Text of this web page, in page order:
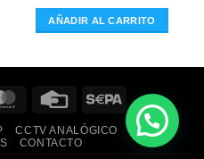
AÑADIR AL CARRITO
MasterCardCredit
Sepa
CCTV ANALÓGICO
REDES
CONTACTO